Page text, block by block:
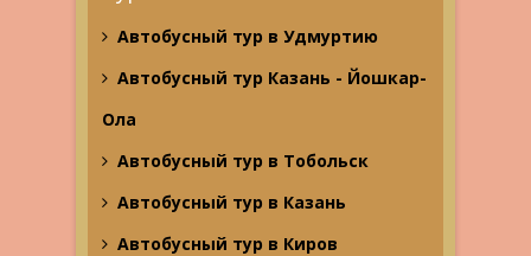
Автобусный тур в Удмуртию
Автобусный тур Казань - Йошкар-
Ола
Автобусный тур в Тобольск
Автобусный тур в Казань
Автобусный тур в Киров